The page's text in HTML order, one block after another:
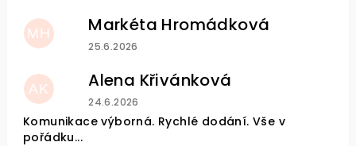
MH Markéta Hromádková
Hodnocení obchodu je 5 z 5 hvězdiček.
25.6.2026
AK Alena Křivánková
Hodnocení obchodu je 5 z 5 hvězdiček.
24.6.2026
Komunikace výborná. Rychlé dodání. Vše v
pořádku...